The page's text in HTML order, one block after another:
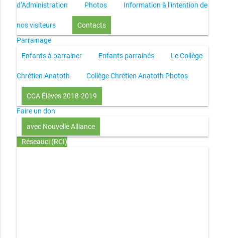
d’Administration Photos Information à l’intention de
nos visiteurs
Contacts
Parrainage
Enfants à parrainer
Enfants parrainés Le Collège
Chrétien Anatoth Collège Chrétien Anatoth Photos
CCA Élèves 2018-2019
Faire un don
avec Nouvelle Alliance
Réseauci (RCI)